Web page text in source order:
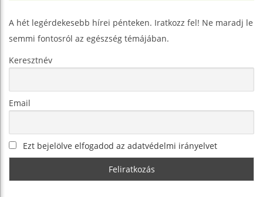
A hét legérdekesebb hírei pénteken. Iratkozz fel! Ne maradj le
semmi fontosról az egészség témájában.
Keresztnév
Email
Ezt bejelölve elfogadod az adatvédelmi irányelvet